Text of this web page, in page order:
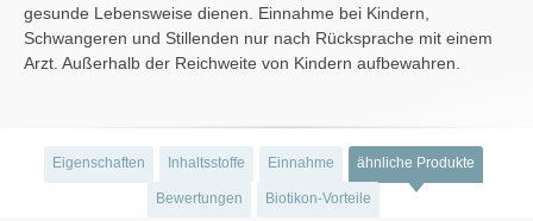
gesunde Lebensweise dienen. Einnahme bei Kindern,
Schwangeren und Stillenden nur nach Rücksprache mit einem
Arzt. Außerhalb der Reichweite von Kindern aufbewahren.
Eigenschaften Inhaltsstoffe Einnahme ähnliche Produkte
Bewertungen Biotikon-Vorteile